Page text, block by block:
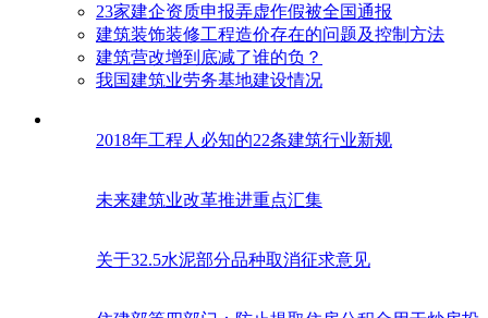
23家建企资质申报弄虚作假被全国通报
建筑装饰装修工程造价存在的问题及控制方法
建筑营改增到底减了谁的负？
我国建筑业劳务基地建设情况
2018年工程人必知的22条建筑行业新规
未来建筑业改革推进重点汇集
关于32.5水泥部分品种取消征求意见